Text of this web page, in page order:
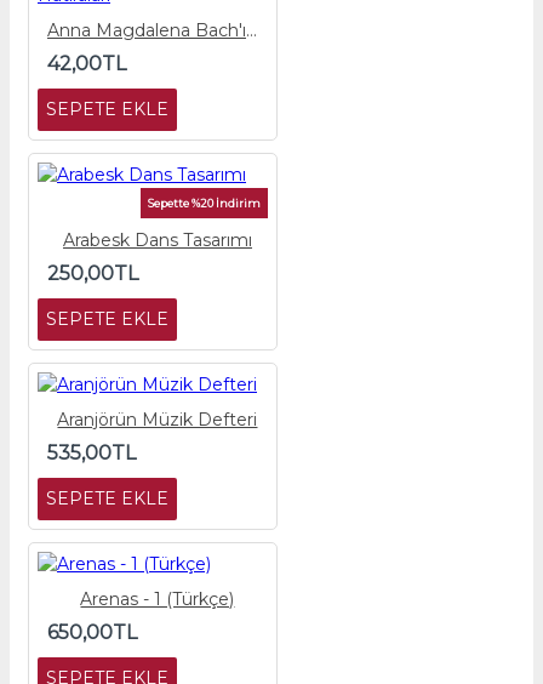
Anna Magdalena Bach'ın Hatıraları
42,00TL
SEPETE EKLE
Sepette %20 İndirim
Arabesk Dans Tasarımı
250,00TL
SEPETE EKLE
Aranjörün Müzik Defteri
535,00TL
SEPETE EKLE
Arenas - 1 (Türkçe)
650,00TL
SEPETE EKLE